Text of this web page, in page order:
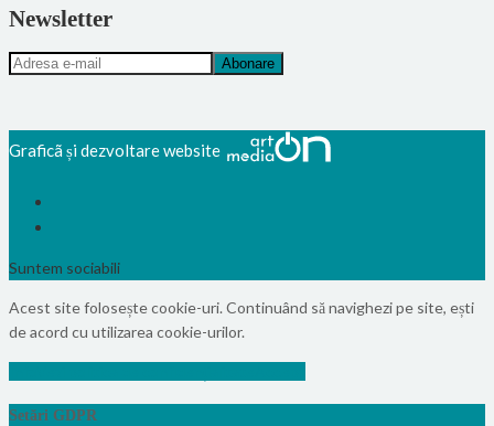
Newsletter
Graficã și dezvoltare website
Suntem sociabili
Acest site folosește cookie-uri. Continuând să navighezi pe site, ești
de acord cu utilizarea cookie-urilor.
Setări GDPR